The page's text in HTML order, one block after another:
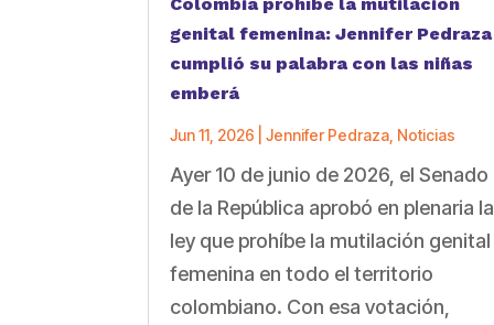
genital femenina: Jennifer Pedraza
cumplió su palabra con las niñas
emberá
Jun 11, 2026 |Jennifer Pedraza Noticias
Ayer 10 de junio de 2026, el Senado
de la República aprobó en plenaria la
ley que prohíbe la mutilación genital
femenina en todo el territorio
colombiano. Con esa votación,